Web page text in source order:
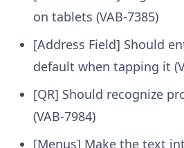
on tablets (VAB-7385)
[Address Field] Should
default when tapping it
[QR] Should recognize
(VAB-7984)
[Menus] Make the text